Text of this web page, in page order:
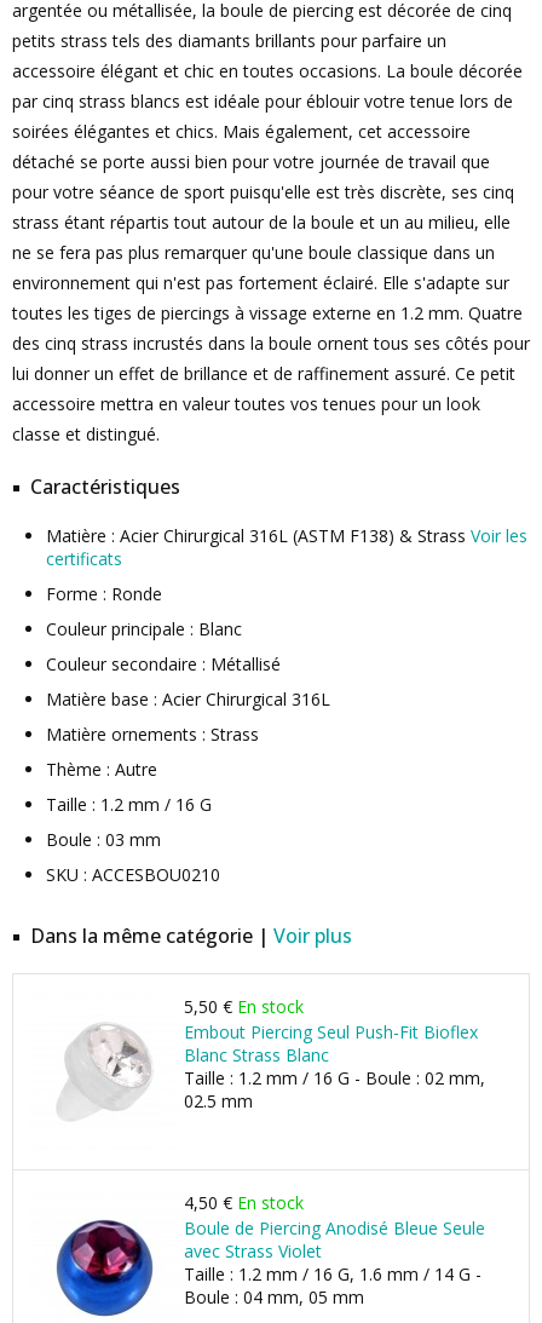
argentée ou métallisée, la boule de piercing est décorée de cinq
petits strass tels des diamants brillants pour parfaire un
accessoire élégant et chic en toutes occasions. La boule décorée
par cinq strass blancs est idéale pour éblouir votre tenue lors de
soirées élégantes et chics. Mais également, cet accessoire
détaché se porte aussi bien pour votre journée de travail que
pour votre séance de sport puisqu'elle est très discrète, ses cinq
strass étant répartis tout autour de la boule et un au milieu, elle
ne se fera pas plus remarquer qu'une boule classique dans un
environnement qui n'est pas fortement éclairé. Elle s'adapte sur
toutes les tiges de piercings à vissage externe en 1.2 mm. Quatre
des cinq strass incrustés dans la boule ornent tous ses côtés pour
lui donner un effet de brillance et de raffinement assuré. Ce petit
accessoire mettra en valeur toutes vos tenues pour un look
classe et distingué.
Caractéristiques
Matière : Acier Chirurgical 316L (ASTM F138) & Strass Voir les
certificats
Forme : Ronde
Couleur principale : Blanc
Couleur secondaire : Métallisé
Matière base : Acier Chirurgical 316L
Matière ornements : Strass
Thème : Autre
Taille : 1.2 mm / 16 G
Boule : 03 mm
SKU : ACCESBOU0210
Dans la même catégorie | Voir plus
5,50 € En stock
Embout Piercing Seul Push-Fit Bioflex
Blanc Strass Blanc
Taille : 1.2 mm / 16 G - Boule : 02 mm,
02.5 mm
4,50 € En stock
Boule de Piercing Anodisé Bleue Seule
avec Strass Violet
Taille : 1.2 mm / 16 G, 1.6 mm / 14 G -
Boule : 04 mm, 05 mm